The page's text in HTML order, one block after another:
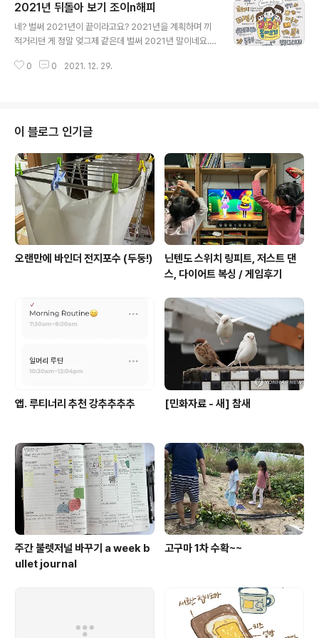
로 건강입니다. 건강해야 가족도 돌보고 하고 싶은 일도 하
지요. 그래서 2022년 최고의 목표는 건강입니다. 2022
년 최고의 이슈는 학부모 되기! 따단~ 그리고 그리고 그리
모라니라고 생각했지만 닥치니까 좀 나아지고 있네요. 늘
2021년 뒤돌아 보기 조이n해피
네? 벌써 2021년이 끝이라고요? 2021년을 계획하며 끼
적거리던 게 정말 엊그제 같은데 벌써 2021년 말이네요.
4 2021년 소망 드로잉 - new year wishes 하하. 매해
캘리 brunch.co.kr 귤색 - 이 정도면 만족스러운 결과를
낸 것 회색 - 내년에 분발해야 할 부분이 있는 것 2020년
도 힘들긴 매한가지였지만, 2021년엔 무기력증이 살짝궁
찾아왔었어요. 다르게 보면 '놓아보는' 한 해였어요. '언덕
위의 수레처럼'이라는 신조를 ..
0 0 2021. 12. 29.
이 블로그 인기글
오랜만에 바인더 전지포수 (두둥!)
닌텐도 스위치 링피트, 저스트 댄
스, 다이어트 복싱 / 게임후기
앱. 루티너리 추천 강추추추추 [민화자료 - 새] 참새
주간 불렛저널 바꾸기 a week b
ullet journal
고구마 1차 수확~~